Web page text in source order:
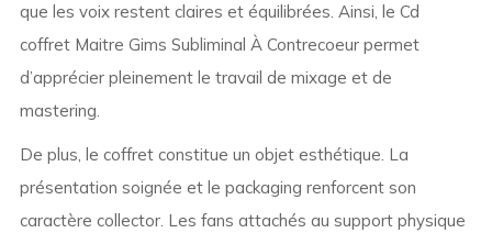
que les voix restent claires et équilibrées. Ainsi, le Cd
coffret Maitre Gims Subliminal À Contrecoeur permet
d’apprécier pleinement le travail de mixage et de
mastering.
De plus, le coffret constitue un objet esthétique. La
présentation soignée et le packaging renforcent son
caractère collector. Les fans attachés au support physique